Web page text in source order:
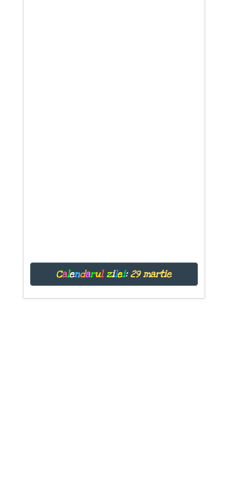
Calendarul zilei: 29 martie